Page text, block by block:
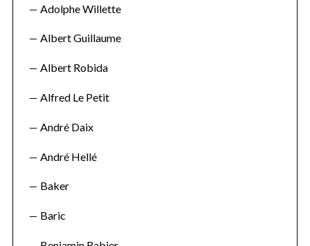
Adolphe Willette
Albert Guillaume
Albert Robida
Alfred Le Petit
André Daix
André Hellé
Baker
Baric